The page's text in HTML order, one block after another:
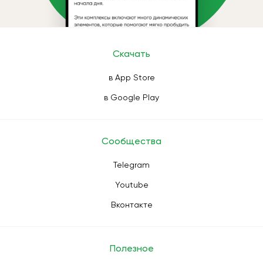
Скачать
в App Store
в Google Play
Сообщества
Telegram
Youtube
Вконтакте
Полезное